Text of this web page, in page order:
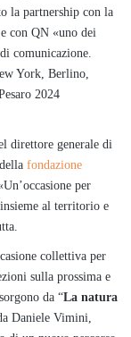
la partnership con la
con QN «uno dei
comunicazione.
York, Berlino,
2024
direttore generale di
fondazione
per
al territorio e
collettiva per
sulla prossima e
da “La natura
Daniele Vimini,